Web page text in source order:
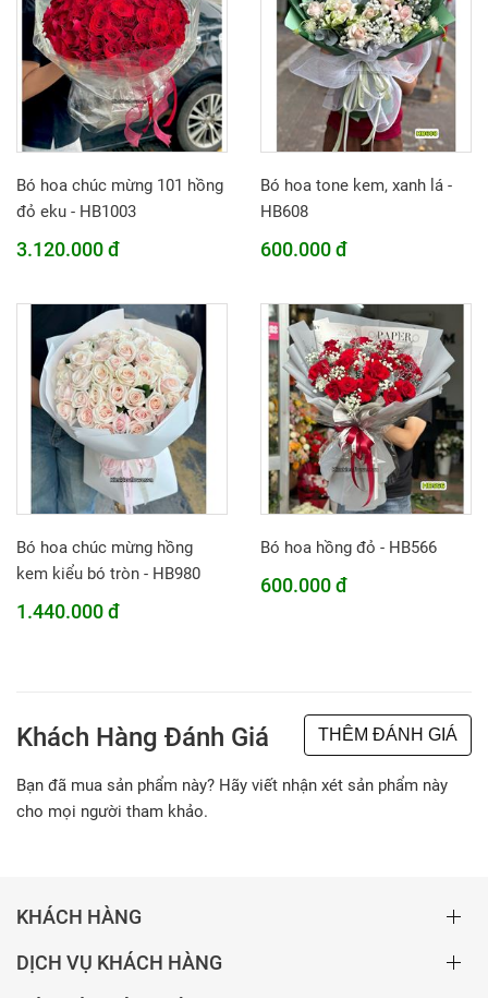
Bó hoa chúc mừng 101 hồng
đỏ eku - HB1003
3.120.000 đ
Bó hoa tone kem, xanh lá -
HB608
600.000 đ
Bó hoa chúc mừng hồng
kem kiểu bó tròn - HB980
1.440.000 đ
Bó hoa hồng đỏ - HB566
600.000 đ
Khách Hàng Đánh Giá THÊM ĐÁNH GIÁ
Bạn đã mua sản phẩm này? Hãy viết nhận xét sản phẩm này
cho mọi người tham khảo.
KHÁCH HÀNG
DỊCH VỤ KHÁCH HÀNG